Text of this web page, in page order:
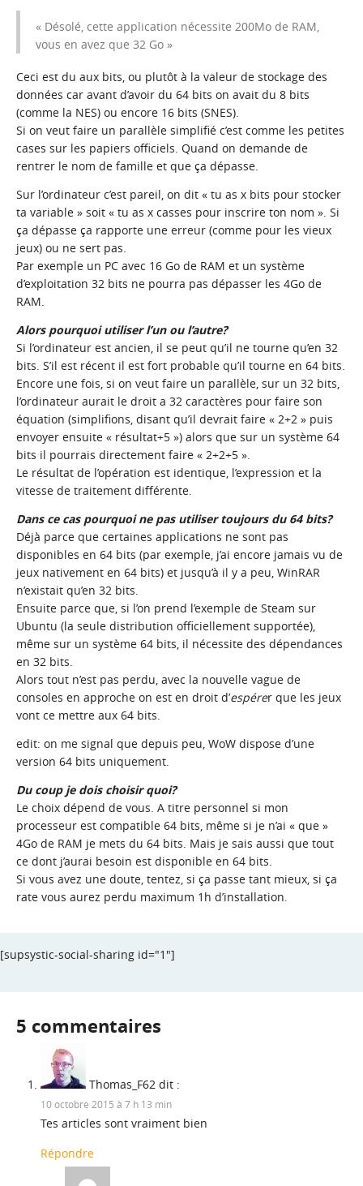
« Désolé, cette application nécessite 200Mo de RAM,
vous en avez que 32 Go »
Ceci est du aux bits, ou plutôt à la valeur de stockage des
données car avant d’avoir du 64 bits on avait du 8 bits
(comme la NES) ou encore 16 bits (SNES).
Si on veut faire un parallèle simplifié c’est comme les petites
cases sur les papiers officiels. Quand on demande de
rentrer le nom de famille et que ça dépasse.
Sur l’ordinateur c’est pareil, on dit « tu as x bits pour stocker
ta variable » soit « tu as x casses pour inscrire ton nom ». Si
ça dépasse ça rapporte une erreur (comme pour les vieux
jeux) ou ne sert pas.
Par exemple un PC avec 16 Go de RAM et un système
d’exploitation 32 bits ne pourra pas dépasser les 4Go de
RAM.
Alors pourquoi utiliser l’un ou l’autre?
Si l’ordinateur est ancien, il se peut qu’il ne tourne qu’en 32
bits. S’il est récent il est fort probable qu’il tourne en 64 bits.
Encore une fois, si on veut faire un parallèle, sur un 32 bits,
l’ordinateur aurait le droit a 32 caractères pour faire son
équation (simplifions, disant qu’il devrait faire « 2+2 » puis
envoyer ensuite « résultat+5 ») alors que sur un système 64
bits il pourrais directement faire « 2+2+5 ».
Le résultat de l’opération est identique, l’expression et la
vitesse de traitement différente.
Dans ce cas pourquoi ne pas utiliser toujours du 64 bits?
Déjà parce que certaines applications ne sont pas
disponibles en 64 bits (par exemple, j’ai encore jamais vu de
jeux nativement en 64 bits) et jusqu’à il y a peu, WinRAR
n’existait qu’en 32 bits.
Ensuite parce que, si l’on prend l’exemple de Steam sur
Ubuntu (la seule distribution officiellement supportée),
même sur un système 64 bits, il nécessite des dépendances
en 32 bits.
Alors tout n’est pas perdu, avec la nouvelle vague de
consoles en approche on est en droit d’espérer que les jeux
vont ce mettre aux 64 bits.
edit: on me signal que depuis peu, WoW dispose d’une
version 64 bits uniquement.
Du coup je dois choisir quoi?
Le choix dépend de vous. A titre personnel si mon
processeur est compatible 64 bits, même si je n’ai « que »
4Go de RAM je mets du 64 bits. Mais je sais aussi que tout
ce dont j’aurai besoin est disponible en 64 bits.
Si vous avez une doute, tentez, si ça passe tant mieux, si ça
rate vous aurez perdu maximum 1h d’installation.
[supsystic-social-sharing id="1"]
5 commentaires
Thomas_F62 dit :
10 octobre 2015 à 7 h 13 min
Tes articles sont vraiment bien
Répondre